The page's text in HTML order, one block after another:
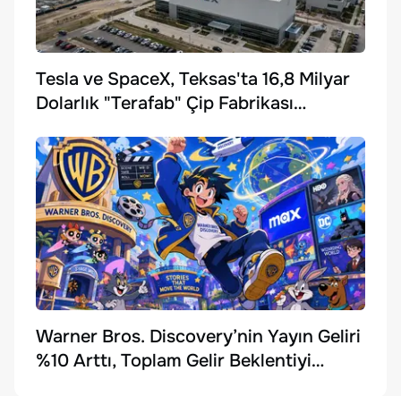
Tesla ve SpaceX, Teksas'ta 16,8 Milyar
Dolarlık "Terafab" Çip Fabrikası
Warner Bros. Discovery’nin Yayın Geliri
%10 Arttı, Toplam Gelir Beklentiyi